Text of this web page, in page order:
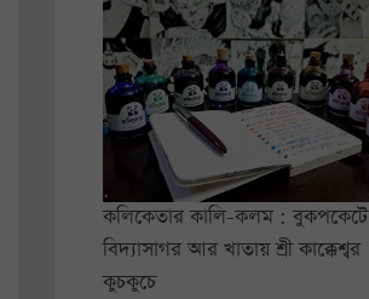
কলিকেতার কালি-কলম : বুকপকেটে
বিদ্যাসাগর আর খাতায় শ্রী কাক্কেশ্বর
কুচকুচে